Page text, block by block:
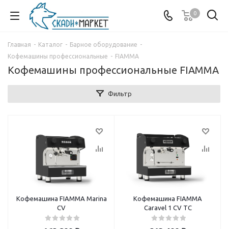
0
Главная - Каталог - Барное оборудование -
Кофемашины профессиональные - FIAMMA
Кофемашины профессиональные FIAMMA
Фильтр
Кофемашина FIAMMA Marina
CV
Кофемашина FIAMMA
Caravel 1 CV TC